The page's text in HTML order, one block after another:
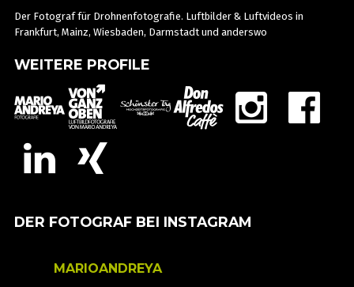
Der Fotograf für Drohnenfotografie. Luftbilder & Luftvideos in
Frankfurt, Mainz, Wiesbaden, Darmstadt und anderswo
WEITERE PROFILE
DER FOTOGRAF BEI INSTAGRAM
MARIOANDREYA